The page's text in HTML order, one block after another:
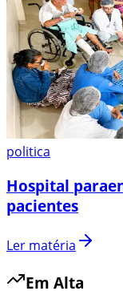
politica
Hospital
pacientes
Ler matéria
Em Alta